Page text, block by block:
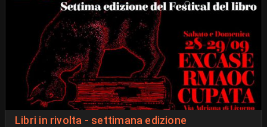
Libri in rivolta - settimana edizione